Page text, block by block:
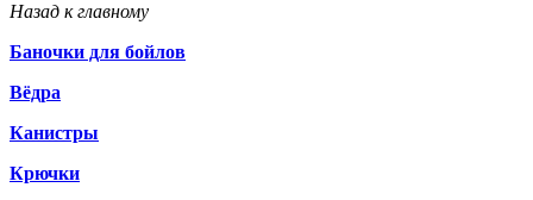
Назад к главному
Баночки для бойлов
Вёдра
Канистры
Крючки